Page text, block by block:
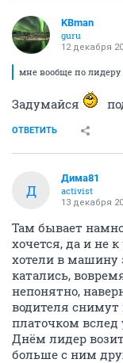
KBman
guru
12 декабря
мне вообще по лидеру
Задумайся
ОТВЕТИТЬ
Д
Дима81
activist
13 декабря
Там бывает
хочется, да и не
хотели в машину
катались,
непонятно,
водителя
платочком
Днём лидер
больше с ним